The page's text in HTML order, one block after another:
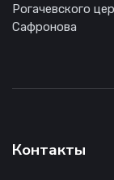
Рогачевского
Сафронова
Контакты